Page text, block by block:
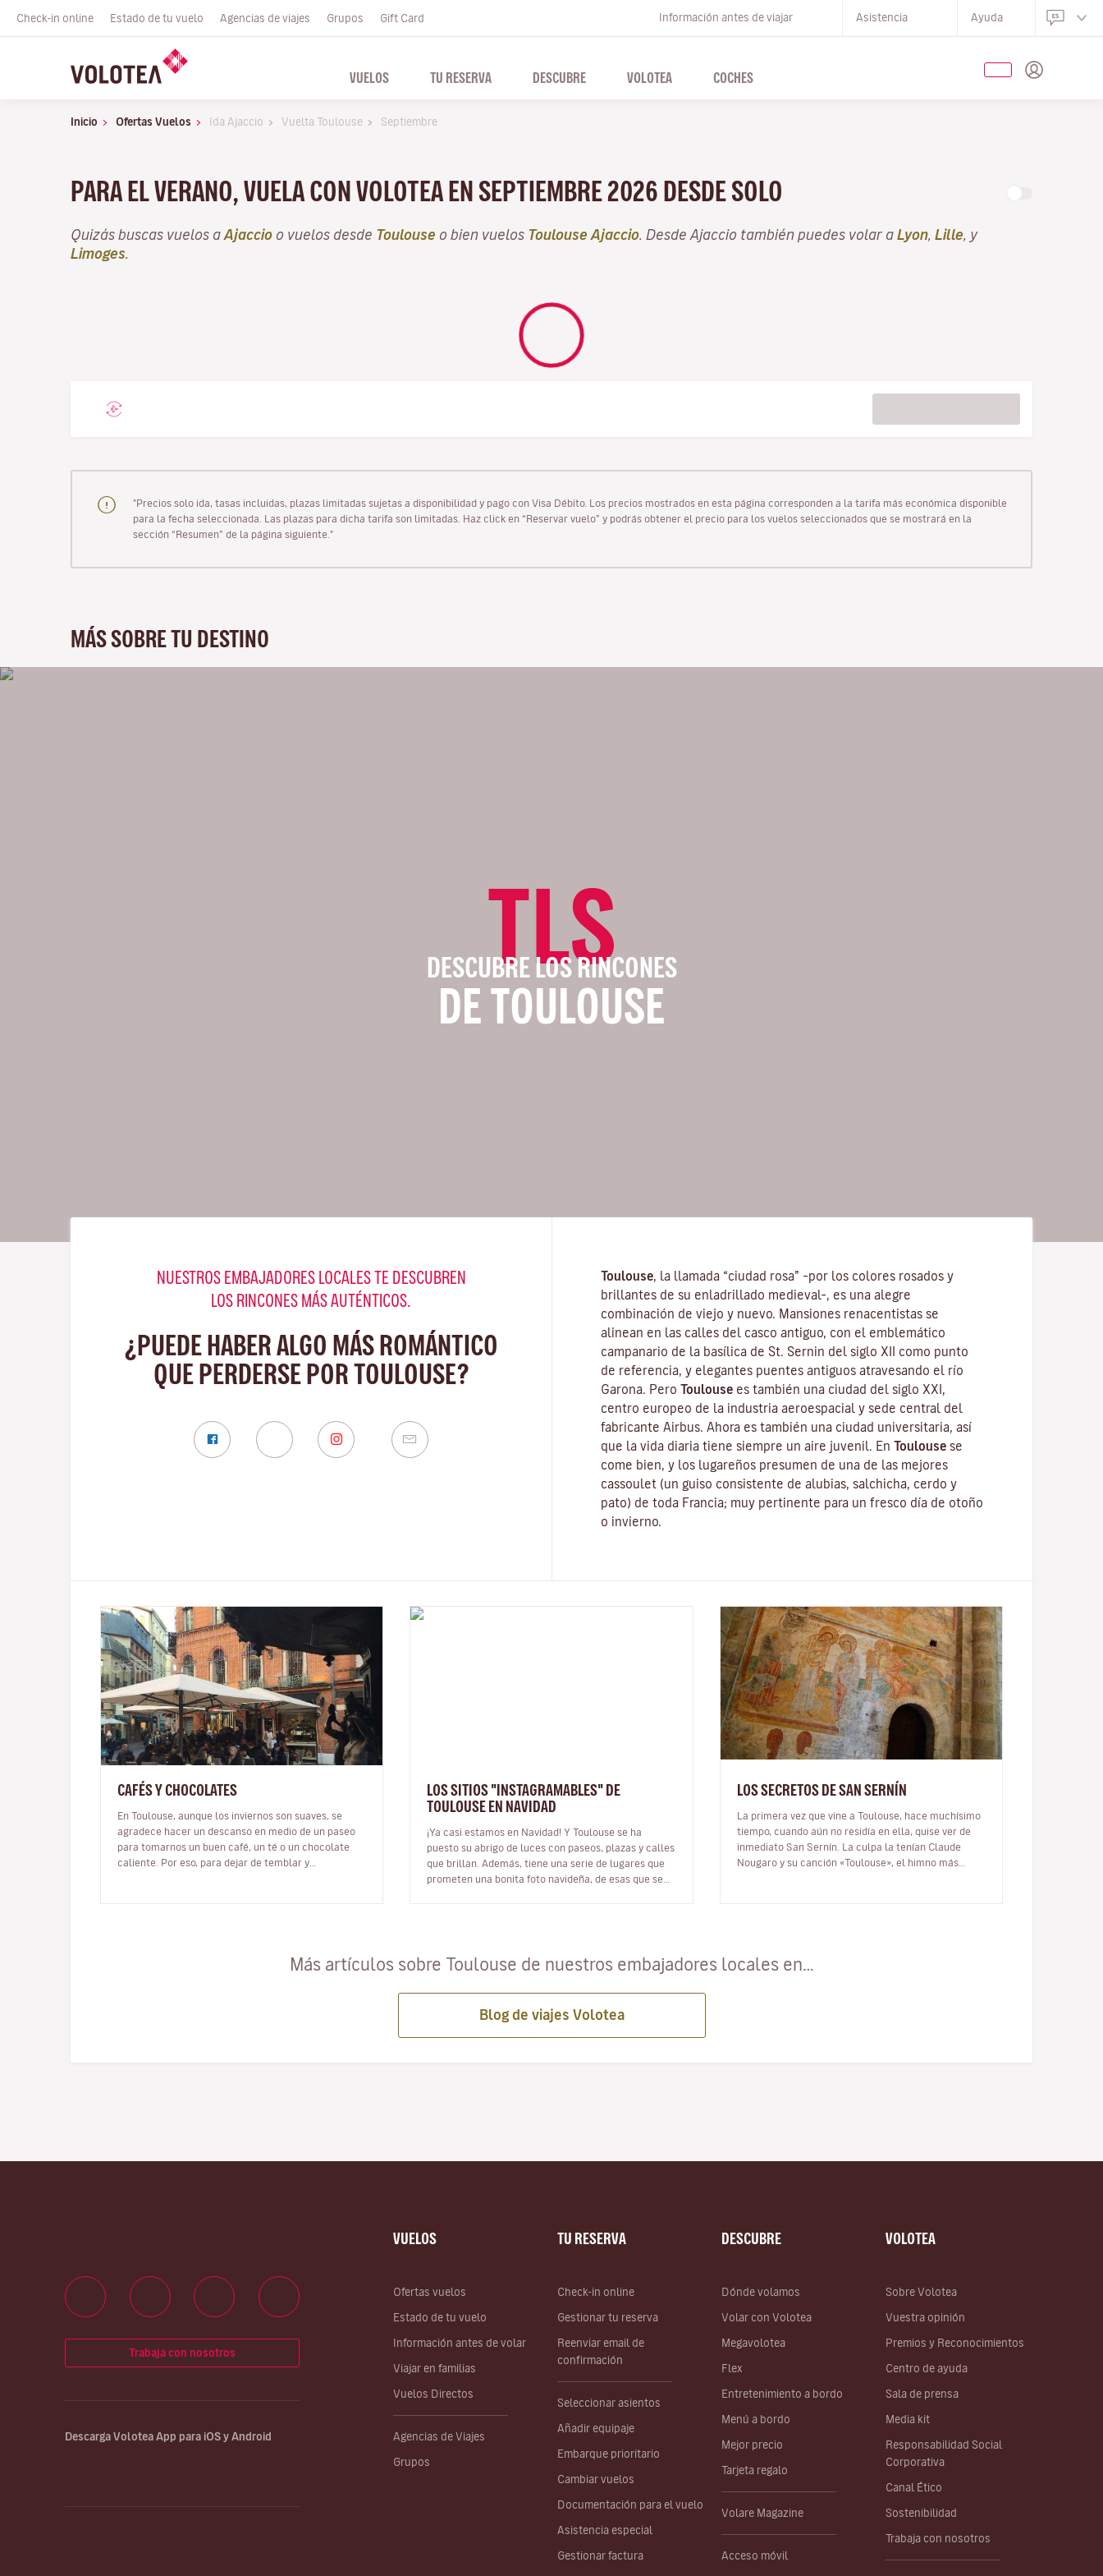
Check-in online Estado de tu vuelo Agencias de viajes Grupos Gift Card Información antes de viajar Asistencia Ayuda
VUELOS TU RESERVA DESCUBRE VOLOTEA COCHES
Inicio Ofertas Vuelos Ida Ajaccio Vuelta Toulouse Septiembre
PARA EL VERANO, VUELA CON VOLOTEA EN SEPTIEMBRE 2026 DESDE SOLO
Quizás buscas vuelos a Ajaccio o vuelos desde Toulouse o bien vuelos Toulouse Ajaccio . Desde Ajaccio también puedes volar a Lyon Lille , y
Limoges
"Precios solo ida, tasas incluidas, plazas limitadas sujetas a disponibilidad y pago con Visa Débito. Los precios mostrados en esta página corresponden a la tarifa más económica disponible
para la fecha seleccionada. Las plazas para dicha tarifa son limitadas. Haz click en “Reservar vuelo” y podrás obtener el precio para los vuelos seleccionados que se mostrará en la
sección “Resumen” de la página siguiente."
MÁS SOBRE TU DESTINO
TLS
DESCUBRE LOS RINCONES
DE TOULOUSE
NUESTROS EMBAJADORES LOCALES TE DESCUBREN
LOS RINCONES MÁS AUTÉNTICOS.
¿PUEDE HABER ALGO MÁS ROMÁNTICO
QUE PERDERSE POR TOULOUSE?
Toulouse , la llamada “ciudad rosa” –por los colores rosados y
brillantes de su enladrillado medieval–, es una alegre
combinación de viejo y nuevo. Mansiones renacentistas se
alinean en las calles del casco antiguo, con el emblemático
campanario de la basílica de St. Sernin del siglo XII como punto
de referencia, y elegantes puentes antiguos atravesando el río
Garona. Pero Toulouse es también una ciudad del siglo XXI,
centro europeo de la industria aeroespacial y sede central del
fabricante Airbus. Ahora es también una ciudad universitaria, así
que la vida diaria tiene siempre un aire juvenil. En Toulouse se
come bien, y los lugareños presumen de una de las mejores
cassoulet (un guiso consistente de alubias, salchicha, cerdo y
pato) de toda Francia; muy pertinente para un fresco día de otoño
o invierno.
CAFÉS Y CHOCOLATES
En Toulouse, aunque los inviernos son suaves, se
agradece hacer un descanso en medio de un paseo
para tomarnos un buen café, un té o un chocolate
caliente. Por eso, para dejar de temblar y
LOS SITIOS "INSTAGRAMABLES" DE
TOULOUSE EN NAVIDAD
¡Ya casi estamos en Navidad! Y Toulouse se ha
puesto su abrigo de luces con paseos, plazas y calles
que brillan. Además, tiene una serie de lugares que
prometen una bonita foto navideña, de esas que se
LOS SECRETOS DE SAN SERNÍN
La primera vez que vine a Toulouse, hace muchísimo
tiempo, cuando aún no residía en ella, quise ver de
inmediato San Sernín. La culpa la tenían Claude
Nougaro y su canción «Toulouse», el himno más
Más artículos sobre Toulouse de nuestros embajadores locales en…
Blog de viajes Volotea
VUELOS
Ofertas vuelos
Estado de tu vuelo
Información antes de volar
Viajar en familias
Vuelos Directos
Agencias de Viajes
Grupos
TU RESERVA
Check-in online
Gestionar tu reserva
Reenviar email de
confirmación
Seleccionar asientos
Añadir equipaje
Embarque prioritario
Cambiar vuelos
Documentación para el vuelo
Asistencia especial
Gestionar factura
DESCUBRE
Dónde volamos
Volar con Volotea
Megavolotea
Flex
Entretenimiento a bordo
Menú a bordo
Mejor precio
Tarjeta regalo
Volare Magazine
Acceso móvil
VOLOTEA
Sobre Volotea
Vuestra opinión
Premios y Reconocimientos
Centro de ayuda
Sala de prensa
Media kit
Responsabilidad Social
Corporativa
Canal Ético
Sostenibilidad
Trabaja con nosotros
Trabaja con nosotros
Descarga Volotea App para iOS y Android